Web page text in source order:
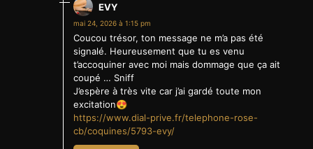
EVY
mai 24, 2026 à 1:15 pm
Coucou trésor, ton message ne m’a pas été
signalé. Heureusement que tu es venu
t’accoquiner avec moi mais dommage que ça ait
coupé … Sniff
J’espère à très vite car j’ai gardé toute mon
excitation😍
https://www.dial-prive.fr/telephone-rose-
cb/coquines/5793-evy/